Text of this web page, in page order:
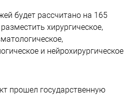
будет рассчитано на 165
хирургическое,
и нейрохирургическое
прошел государственную